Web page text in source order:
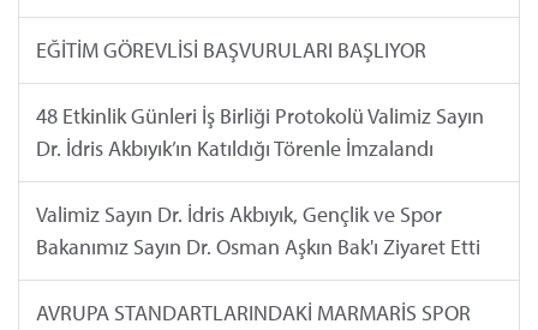
EĞİTİM GÖREVLİSİ BAŞVURULARI BAŞLIYOR
48 Etkinlik Günleri İş Birliği Protokolü Valimiz Sayın
Dr. İdris Akbıyık’ın Katıldığı Törenle İmzalandı
Valimiz Sayın Dr. İdris Akbıyık, Gençlik ve Spor
Bakanımız Sayın Dr. Osman Aşkın Bak'ı Ziyaret Etti
AVRUPA STANDARTLARINDAKİ MARMARİS SPOR